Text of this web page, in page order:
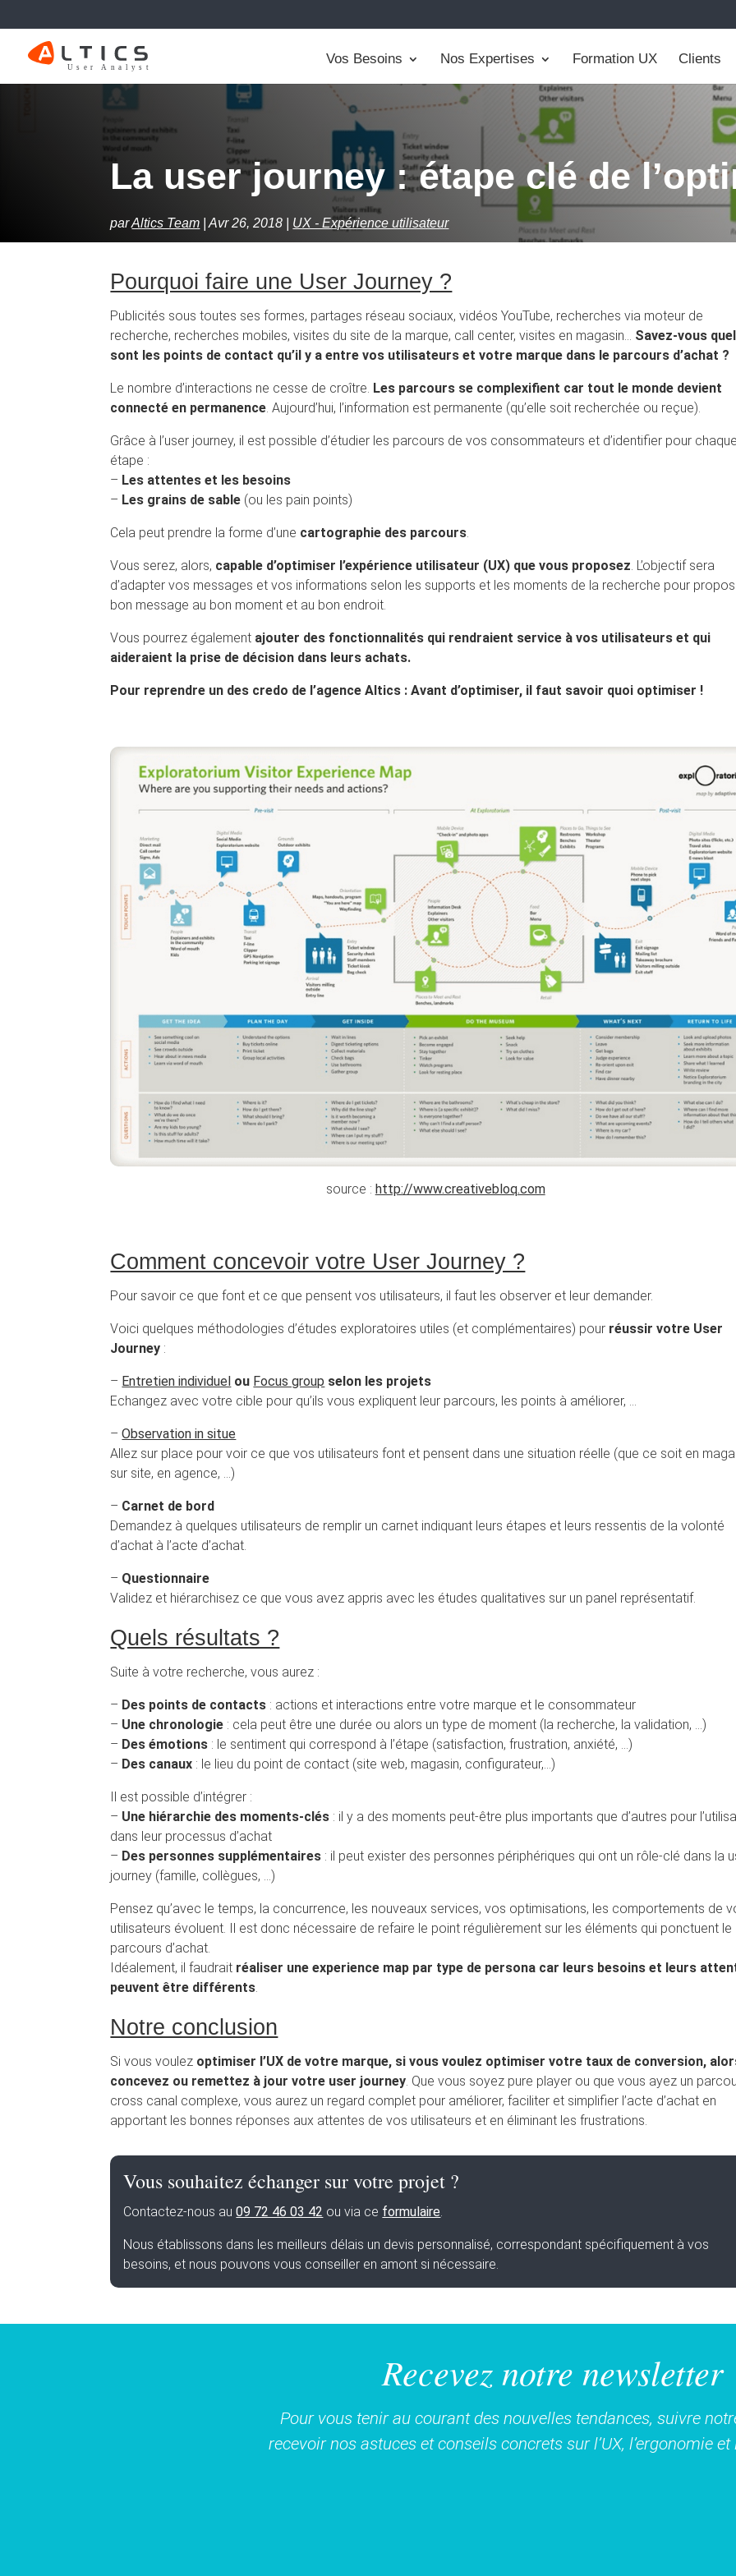
Vos Besoins Nos Expertises Formation UX Clients
La user journey : étape clé de
parAltics Team Avr 26, 2018 UX - Expérience utilisateur
Pourquoi faire une User Journey ?
Publicités sous toutes ses formes, partages réseau sociaux, vidéos YouTube, recherches via moteur de
recherche, recherches mobiles, visites du site de la marque, call center, visites en magasin… Savez-vous
sont les points de contact qu’il y a entre vos utilisateurs et votre marque dans le parcours d’achat ?
Le nombre d’interactions ne cesse de croître. Les parcours se complexifient car tout le monde devient
connecté en permanence . Aujourd’hui, l’information est permanente (qu’elle soit recherchée ou reçue).
Grâce à l’user journey, il est possible d’étudier les parcours de vos consommateurs et d’identifier pour
étape :
– Les attentes et les besoins
– Les grains de sable (ou les pain points)
Cela peut prendre la forme d’une cartographie des parcours
Vous serez, alors, capable d’optimiser l’expérience utilisateur (UX) que vous proposez . L’objectif sera
d’adapter vos messages et vos informations selon les supports et les moments de la recherche pour
bon message au bon moment et au bon endroit.
Vous pourrez également ajouter des fonctionnalités qui rendraient service à vos utilisateurs et qui
aideraient la prise de décision dans leurs achats.
Pour reprendre un des credo de l’agence Altics : Avant d’optimiser, il faut savoir quoi optimiser !
source : http://www.creativebloq.com
Comment concevoir votre User Journey ?
Pour savoir ce que font et ce que pensent vos utilisateurs, il faut les observer et leur demander.
Voici quelques méthodologies d’études exploratoires utiles (et complémentaires) pour réussir votre User
Journey :
– Entretien individuel ou Focus group selon les projets
Echangez avec votre cible pour qu’ils vous expliquent leur parcours, les points à améliorer, …
–Observation in situe
Allez sur place pour voir ce que vos utilisateurs font et pensent dans une situation réelle (que ce soit en
sur site, en agence, …)
– Carnet de bord
Demandez à quelques utilisateurs de remplir un carnet indiquant leurs étapes et leurs ressentis de la volonté
d’achat à l’acte d’achat.
– Questionnaire
Validez et hiérarchisez ce que vous avez appris avec les études qualitatives sur un panel représentatif.
Quels résultats ?
Suite à votre recherche, vous aurez :
– Des points de contacts : actions et interactions entre votre marque et le consommateur
– Une chronologie : cela peut être une durée ou alors un type de moment (la recherche, la validation, …)
– Des émotions : le sentiment qui correspond à l’étape (satisfaction, frustration, anxiété, …)
– Des canaux : le lieu du point de contact (site web, magasin, configurateur,…)
Il est possible d’intégrer :
– Une hiérarchie des moments-clés : il y a des moments peut-être plus importants que d’autres pour
dans leur processus d’achat
– Des personnes supplémentaires : il peut exister des personnes périphériques qui ont un rôle-clé dans la
journey (famille, collègues, …)
Pensez qu’avec le temps, la concurrence, les nouveaux services, vos optimisations, les comportements de
utilisateurs évoluent. Il est donc nécessaire de refaire le point régulièrement sur les éléments qui ponctuent le
parcours d’achat.
Idéalement, il faudrait réaliser une experience map par type de persona car leurs besoins et leurs
peuvent être différents.
Notre conclusion
Si vous voulez optimiser l’UX de votre marque, si vous voulez optimiser votre taux de conversion,
concevez ou remettez à jour votre user journey. Que vous soyez pure player ou que vous ayez un
cross canal complexe, vous aurez un regard complet pour améliorer, faciliter et simplifier l’acte d’achat en
apportant les bonnes réponses aux attentes de vos utilisateurs et en éliminant les frustrations.
Vous souhaitez échanger sur votre projet ?
Contactez-nous au09 72 46 03 42 ou via ce formulaire.
Nous établissons dans les meilleurs délais un devis personnalisé, correspondant spécifiquement à vos
besoins, et nous pouvons vous conseiller en amont si nécessaire.
Recevez notre newsletter
Pour vous tenir au courant des nouvelles tendances, suivre
recevoir nos astuces et conseils concrets sur l’UX, l’ergonomie et